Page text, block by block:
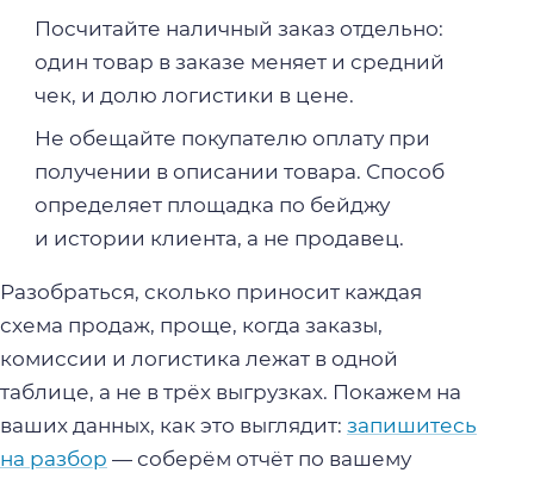
Посчитайте наличный заказ отдельно:
один товар в заказе меняет и средний
чек, и долю логистики в цене.
Не обещайте покупателю оплату при
получении в описании товара. Способ
определяет площадка по бейджу
и истории клиента, а не продавец.
Разобраться, сколько приносит каждая
схема продаж, проще, когда заказы,
комиссии и логистика лежат в одной
таблице, а не в трёх выгрузках. Покажем на
ваших данных, как это выглядит: запишитесь
на разбор — соберём отчёт по вашему